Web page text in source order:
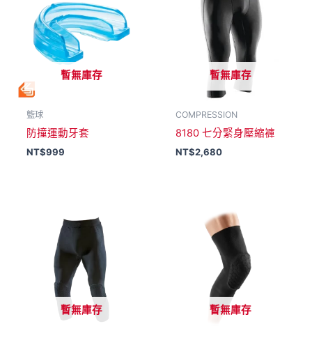
暫無庫存
籃球
防撞運動牙套
NT$999
暫無庫存
COMPRESSION
8180 七分緊身壓縮褲
NT$2,680
暫無庫存 暫無庫存